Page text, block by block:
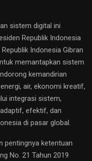
sistem digital ini
Republik Indonesia
Indonesia Gibran
memantapkan sistem
kemandirian
air, ekonomi kreatif,
integrasi sistem,
efektif, dan
di pasar global.
pentingnya ketentuan
No. 21 Tahun 2019